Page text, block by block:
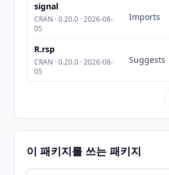
signal
CRAN · 0.20.0 · 2026-08-
05
Imports
R.rsp
CRAN · 0.20.0 · 2026-08-
05
Suggests
이 패키지를 쓰는 패키지